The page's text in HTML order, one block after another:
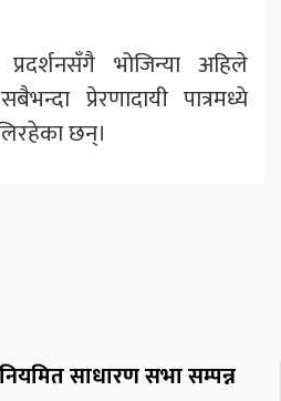
भोजिन्या अहिले
प्रेरणादायी पात्रमध्ये
छन्।
साधारण सभा सम्पन्न